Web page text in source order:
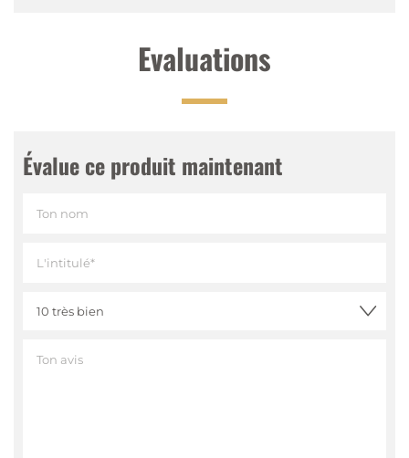
Evaluations
Évalue ce produit maintenant